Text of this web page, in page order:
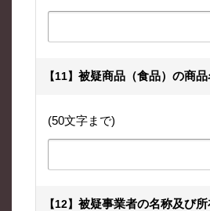
【11】 被疑商品（食品）の商
(50文字まで)
【12】 被疑事業者の名称及び